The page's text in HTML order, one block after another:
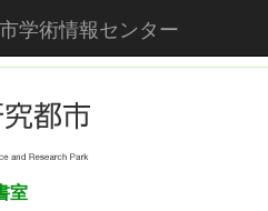
学術情報センター
室